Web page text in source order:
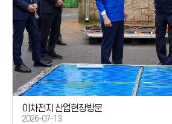
이차전지 산업현장방문
2026-07-13